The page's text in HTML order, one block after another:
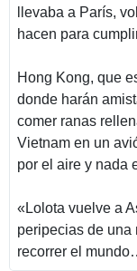
llevaba a París,
hacen para
Hong Kong, que
donde harán
comer ranas
Vietnam en un
por el aire y nada
«Lolota vuelve a
peripecias de una
recorrer el